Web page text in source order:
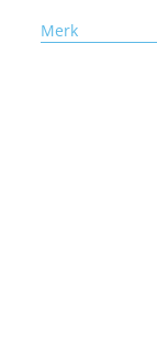
Merk